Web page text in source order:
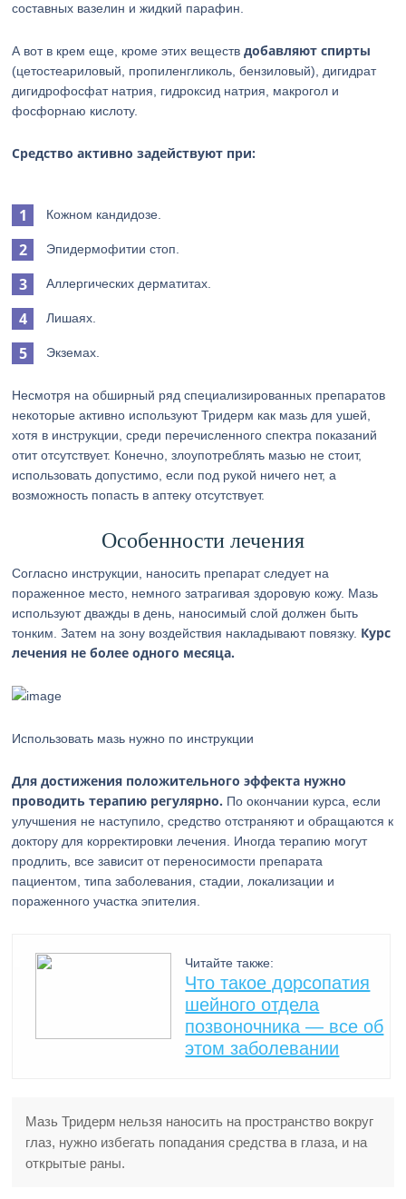
составных вазелин и жидкий парафин.
А вот в крем еще, кроме этих веществдобавляют спирты
(цетостеариловый, пропиленгликоль, бензиловый), дигидрат
дигидрофосфат натрия, гидроксид натрия, макрогол и
фосфорнаю кислоту.
Средство активно задействуют при:
Кожном кандидозе.
Эпидермофитии стоп.
Аллергических дерматитах.
Лишаях.
Экземах.
Несмотря на обширный ряд специализированных препаратов
некоторые активно используют Тридерм как мазь для ушей,
хотя в инструкции, среди перечисленного спектра показаний
отит отсутствует. Конечно, злоупотреблять мазью не стоит,
использовать допустимо, если под рукой ничего нет, а
возможность попасть в аптеку отсутствует.
Особенности лечения
Согласно инструкции, наносить препарат следует на
пораженное место, немного затрагивая здоровую кожу. Мазь
используют дважды в день, наносимый слой должен быть
тонким. Затем на зону воздействия накладывают повязку. Курс
лечения не более одного месяца.
Использовать мазь нужно по инструкции
Для достижения положительного эффекта нужно
проводить терапию регулярно. По окончании курса, если
улучшения не наступило, средство отстраняют и обращаются к
доктору для корректировки лечения. Иногда терапию могут
продлить, все зависит от переносимости препарата
пациентом, типа заболевания, стадии, локализации и
пораженного участка эпителия.
Читайте также:
Что такое дорсопатия
шейного отдела
позвоночника — все об
этом заболевании
Мазь Тридерм нельзя наносить на пространство вокруг
глаз, нужно избегать попадания средства в глаза, и на
открытые раны.